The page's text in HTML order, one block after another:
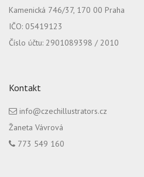
Kamenická 746/37, 170 00 Praha
IČO: 05419123
Číslo účtu: 2901089398 / 2010
Kontakt
info@czechillustrators.cz
Žaneta Vávrová
773 549 160